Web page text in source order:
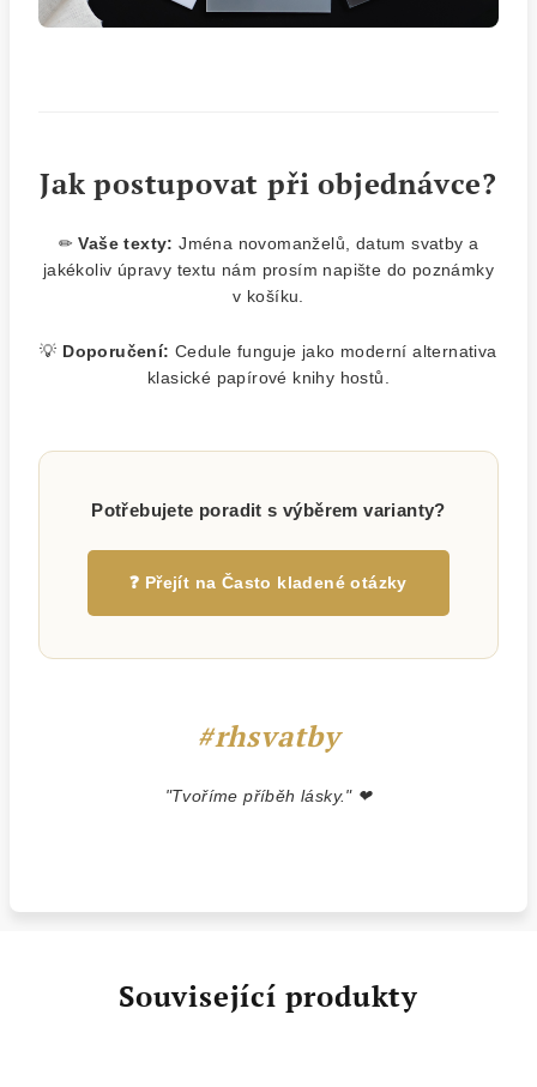
Jak postupovat při objednávce?
✏Vaše texty: Jména novomanželů, datum svatby a
jakékoliv úpravy textu nám prosím napište do poznámky
v košíku.
💡 Doporučení: Cedule funguje jako moderní alternativa
klasické papírové knihy hostů.
Potřebujete poradit s výběrem varianty?
❓ Přejít na Často kladené otázky
#rhsvatby
"Tvoříme příběh lásky." ❤
Související produkty